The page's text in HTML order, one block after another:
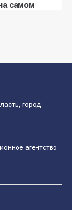
самом
работы
2026 году
почему
город
агентство